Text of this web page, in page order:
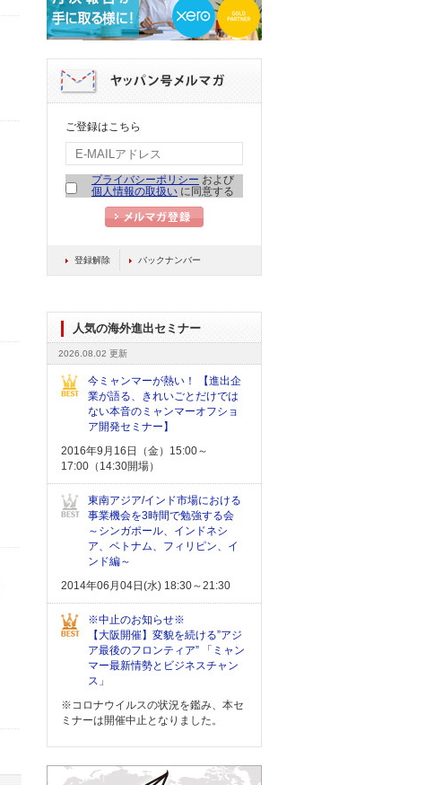
ご登録はこちら
プライバシーポリシー および
個人情報の取扱い に同意する
登録解除 バックナンバー
人気の海外進出セミナー
2026.08.02 更新
今ミャンマーが熱い！ 【進出企
業が語る、きれいごとだけでは
ない本音のミャンマーオフショ
ア開発セミナー】
2016年9月16日（金）15:00～
17:00（14:30開場）
東南アジア/インド市場における
事業機会を3時間で勉強する会
～シンガポール、インドネシ
ア、ベトナム、フィリピン、イ
ンド編～
2014年06月04日(水) 18:30～21:30
※中止のお知らせ※
【大阪開催】変貌を続ける”アジ
ア最後のフロンティア” 「ミャン
マー最新情勢とビジネスチャン
ス」
※コロナウイルスの状況を鑑み、本セ
ミナーは開催中止となりました。